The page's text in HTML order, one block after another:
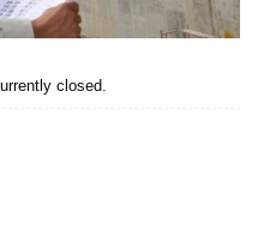
closed.